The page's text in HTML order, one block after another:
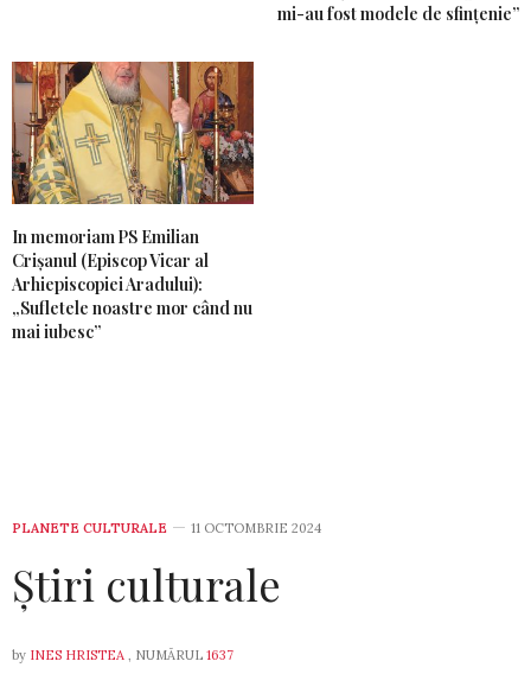
mi-au fost modele de sfințenie”
In memoriam PS Emilian
Crișanul (Episcop Vicar al
Arhiepiscopiei Aradului):
„Sufletele noastre mor când nu
mai iubesc”
PLANETE CULTURALE 11 OCTOMBRIE 2024
Ştiri culturale
by INES HRISTEA , NUMĂRUL 1637